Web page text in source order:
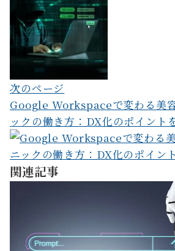
ゲ
ー
シ
ョ
ン
次のページ
Google Workspaceで変わる美
ックの働き方：DX化のポイント
関連記事